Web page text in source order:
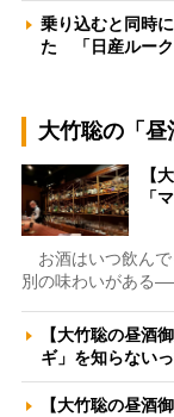
乗り込むと同時
た 「日産ルー
大竹聡の「昼
【
「
お酒はいつ飲んで
別の味わいがある
【大竹聡の昼酒
ギ」を知らない
【大竹聡の昼酒